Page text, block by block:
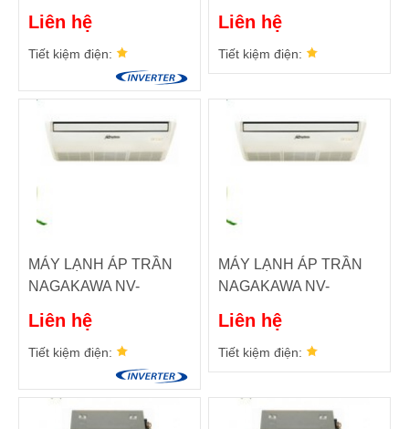
Liên hệ
Tiết kiệm điện:
Liên hệ
Tiết kiệm điện:
MÁY LẠNH ÁP TRẦN
NAGAKAWA NV-
Liên hệ
Tiết kiệm điện:
MÁY LẠNH ÁP TRẦN
NAGAKAWA NV-
Liên hệ
Tiết kiệm điện: